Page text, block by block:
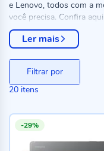
e Lenovo, todos com a
você precisa. Confira
na Havan!
Ler mais
20 itens
Filtrar por
-29%